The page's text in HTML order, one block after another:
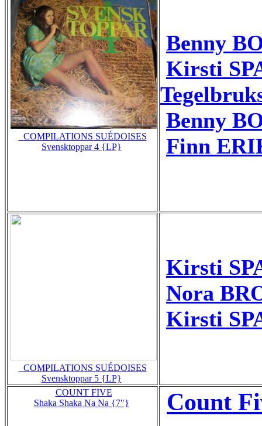
_COMPILATIONS SUÉDOISES
Svensktoppar 4 {LP}
Benny
Kirsti
Benny
Finn
_COMPILATIONS SUÉDOISES
Svensktoppar 5 {LP}
Kirsti
Nora
Kirsti
COUNT FIVE
Shaka Shaka Na Na {7"}
Count